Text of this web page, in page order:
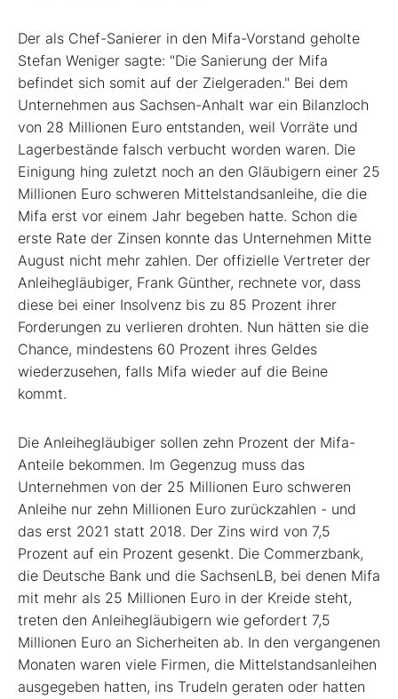
Der als Chef-Sanierer in den Mifa-Vorstand geholte
Stefan Weniger sagte: "Die Sanierung der Mifa
befindet sich somit auf der Zielgeraden." Bei dem
Unternehmen aus Sachsen-Anhalt war ein Bilanzloch
von 28 Millionen Euro entstanden, weil Vorräte und
Lagerbestände falsch verbucht worden waren. Die
Einigung hing zuletzt noch an den Gläubigern einer 25
Millionen Euro schweren Mittelstandsanleihe, die die
Mifa erst vor einem Jahr begeben hatte. Schon die
erste Rate der Zinsen konnte das Unternehmen Mitte
August nicht mehr zahlen. Der offizielle Vertreter der
Anleihegläubiger, Frank Günther, rechnete vor, dass
diese bei einer Insolvenz bis zu 85 Prozent ihrer
Forderungen zu verlieren drohten. Nun hätten sie die
Chance, mindestens 60 Prozent ihres Geldes
wiederzusehen, falls Mifa wieder auf die Beine
kommt.
Die Anleihegläubiger sollen zehn Prozent der Mifa-
Anteile bekommen. Im Gegenzug muss das
Unternehmen von der 25 Millionen Euro schweren
Anleihe nur zehn Millionen Euro zurückzahlen - und
das erst 2021 statt 2018. Der Zins wird von 7,5
Prozent auf ein Prozent gesenkt. Die Commerzbank,
die Deutsche Bank und die SachsenLB, bei denen Mifa
mit mehr als 25 Millionen Euro in der Kreide steht,
treten den Anleihegläubigern wie gefordert 7,5
Millionen Euro an Sicherheiten ab. In den vergangenen
Monaten waren viele Firmen, die Mittelstandsanleihen
ausgegeben hatten, ins Trudeln geraten oder hatten